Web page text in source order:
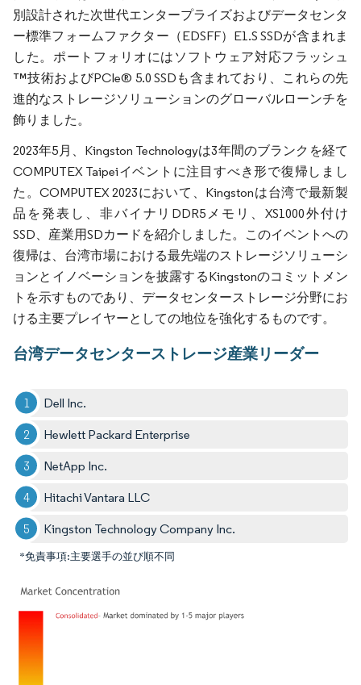
別設計された次世代エンタープライズおよびデータセンタ
ー標準フォームファクター（EDSFF）E1.S SSDが含まれま
した。ポートフォリオにはソフトウェア対応フラッシュ
™技術およびPCIe® 5.0 SSDも含まれており、これらの先
進的なストレージソリューションのグローバルローンチを
飾りました。
2023年5月、Kingston Technologyは3年間のブランクを経て
COMPUTEX Taipeiイベントに注目すべき形で復帰しまし
た。COMPUTEX 2023において、Kingstonは台湾で最新製
品を発表し、非バイナリDDR5メモリ、XS1000外付け
SSD、産業用SDカードを紹介しました。このイベントへの
復帰は、台湾市場における最先端のストレージソリューシ
ョンとイノベーションを披露するKingstonのコミットメン
トを示すものであり、データセンターストレージ分野にお
ける主要プレイヤーとしての地位を強化するものです。
台湾データセンターストレージ産業リーダー
Dell Inc.
Hewlett Packard Enterprise
NetApp Inc.
Hitachi Vantara LLC
Kingston Technology Company Inc.
*免責事項:主要選手の並び順不同